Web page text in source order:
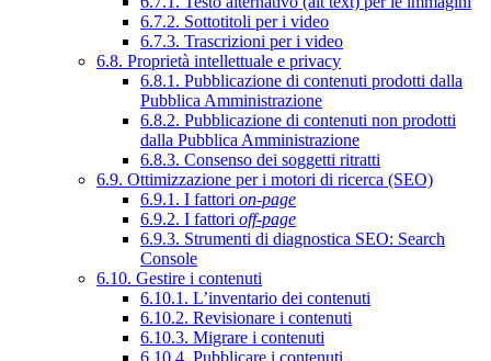
6.7.2. Sottotitoli per i video
6.7.3. Trascrizioni per i video
6.8. Proprietà intellettuale e privacy
6.8.1. Pubblicazione di contenuti prodotti dalla
Pubblica Amministrazione
6.8.2. Pubblicazione di contenuti non prodotti
dalla Pubblica Amministrazione
6.8.3. Consenso dei soggetti ritratti
6.9. Ottimizzazione per i motori di ricerca (SEO)
6.9.1. I fattori on-page
6.9.2. I fattori off-page
6.9.3. Strumenti di diagnostica SEO: Search
Console
6.10. Gestire i contenuti
6.10.1. L’inventario dei contenuti
6.10.2. Revisionare i contenuti
6.10.3. Migrare i contenuti
6.10.4. Pubblicare i contenuti